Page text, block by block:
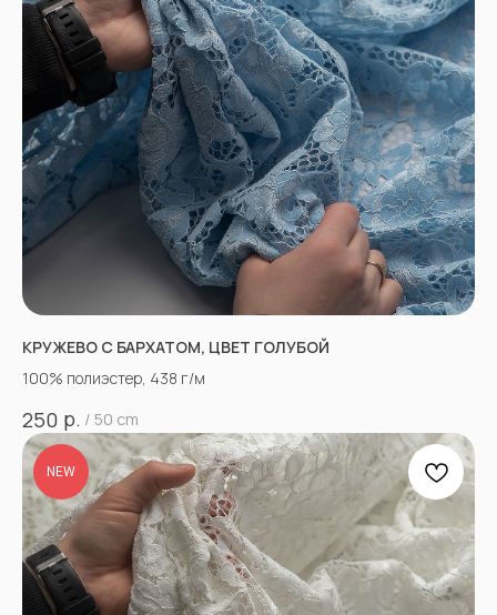
КРУЖЕВО С БАРХАТОМ, ЦВЕТ ГОЛУБОЙ
100% полиэстер, 438 г/м
250 р. / 50 cm
NEW